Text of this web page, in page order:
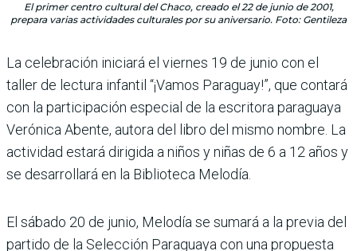
El primer centro cultural del Chaco, creado el 22 de junio de 2001,
prepara varias actividades culturales por su aniversario. Foto: Gentileza
La celebración iniciará el viernes 19 de junio con el
taller de lectura infantil “¡Vamos Paraguay!”, que contará
con la participación especial de la escritora paraguaya
Verónica Abente, autora del libro del mismo nombre. La
actividad estará dirigida a niños y niñas de 6 a 12 años y
se desarrollará en la Biblioteca Melodía.
El sábado 20 de junio, Melodía se sumará a la previa del
partido de la Selección Paraguaya con una propuesta